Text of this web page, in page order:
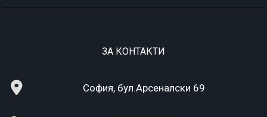
ЗА КОНТАКТИ
София, бул.Арсеналски 69